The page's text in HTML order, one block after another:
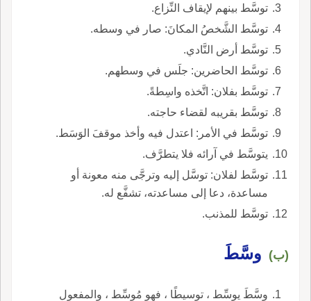
توسَّط بينهم لإيقاف النِّزاع.
توسَّط الشَّخصُ المكانَ: صار في وسطه.
توسَّط أرض النَّادي.
توسَّط الحاضرين: جلَس في وسطهم.
توسَّط بفلان: اتَّخذه واسِطةً.
توسَّط بقريبه لقضاء حاجته.
توسَّط في الأمر: اعتدل فيه وأخذ موقفَ الوَسَط.
يتوسَّط في آرائه فلا يتطرَّف.
توسَّط لفلان: توسَّل إليه وترجَّى منه معونة أو
مساعدة، دعا إلى مساعدته، تشفَّع له.
توسَّط للمذنب.
(ب) وسَّطَ
وسَّطَ يوسِّط ، توسيطًا ، فهو مُوسِّط ، والمفعول